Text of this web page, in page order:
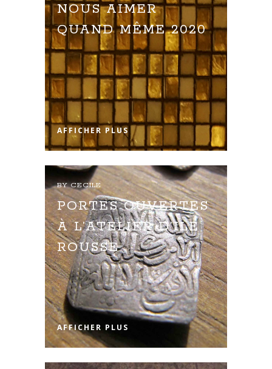
NOUS AIMER
QUAND MÊME 2020
AFFICHER PLUS
BYCECILE
PORTES OUVERTES
À L’ATELIER D’ILE
ROUSSE
AFFICHER PLUS